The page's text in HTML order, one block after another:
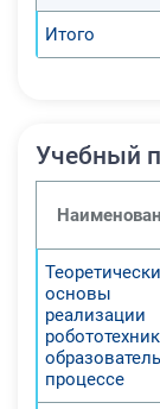
Итого
Учебный
основы
реализации
процессе